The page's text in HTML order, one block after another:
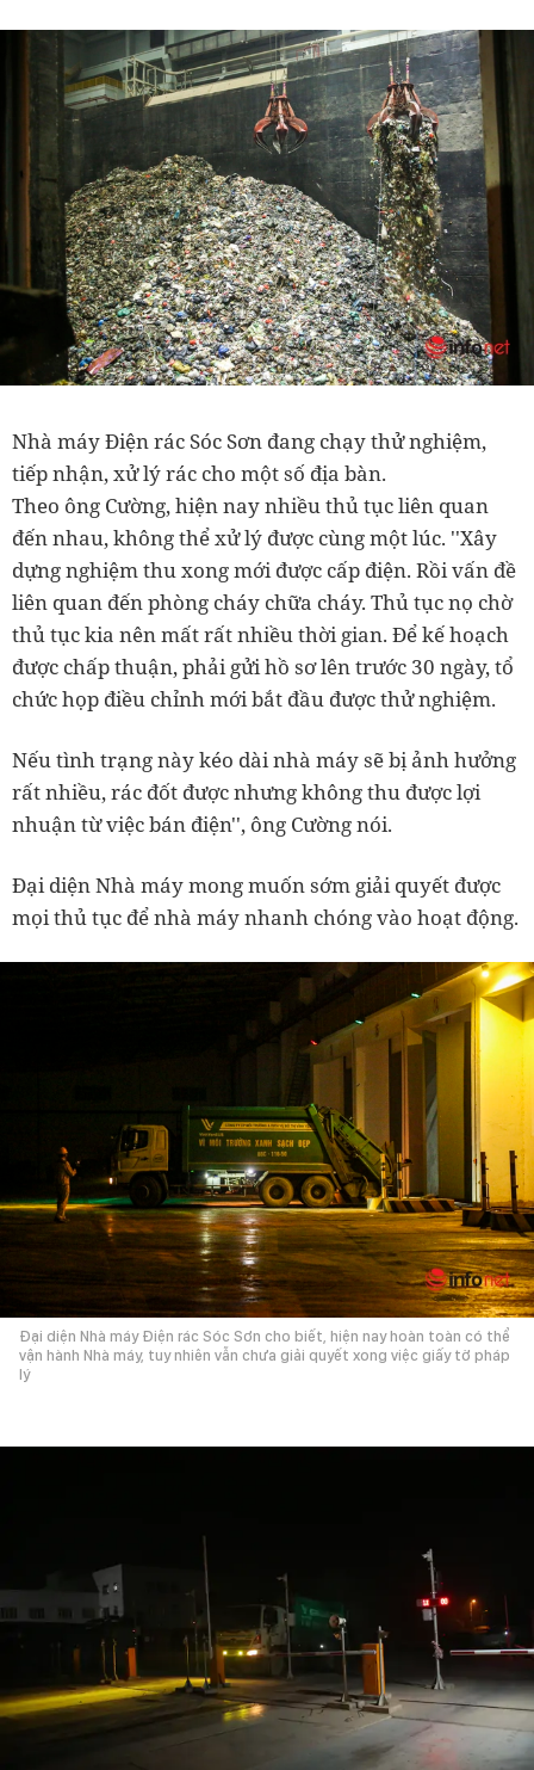
Nhà máy Điện rác Sóc Sơn đang chạy thử nghiệm,
tiếp nhận, xử lý rác cho một số địa bàn.
Theo ông Cường, hiện nay nhiều thủ tục liên quan
đến nhau, không thể xử lý được cùng một lúc. ''Xây
dựng nghiệm thu xong mới được cấp điện. Rồi vấn đề
liên quan đến phòng cháy chữa cháy. Thủ tục nọ chờ
thủ tục kia nên mất rất nhiều thời gian. Để kế hoạch
được chấp thuận, phải gửi hồ sơ lên trước 30 ngày, tổ
chức họp điều chỉnh mới bắt đầu được thử nghiệm.
Nếu tình trạng này kéo dài nhà máy sẽ bị ảnh hưởng
rất nhiều, rác đốt được nhưng không thu được lợi
nhuận từ việc bán điện'', ông Cường nói.
Đại diện Nhà máy mong muốn sớm giải quyết được
mọi thủ tục để nhà máy nhanh chóng vào hoạt động.
Đại diện Nhà máy Điện rác Sóc Sơn cho biết, hiện nay hoàn toàn có thể
vận hành Nhà máy, tuy nhiên vẫn chưa giải quyết xong việc giấy tờ pháp
lý